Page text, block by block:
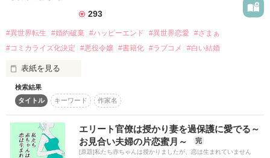
しかし美琴が大学生のとき、実家の事業が経営破綻し平林家
すべてを失った美琴は自分の愚かさを思い知り心を入れ替え
実家に仕送りをする日々だったのだが、講師をしていた塾か
ら解雇され失意にくれていた。
そんな中、ひょんなことで再会したのが立派な脳外科医にな
っていた遥臣。
会わせる顔がない美琴に彼は平然と言った。
「俺の婚約者になってくれないか」
293
#異世界転生 #婚約破棄 #ハッピーエンド #異世界恋愛
#ざまぁ
#コミカライズ化決定
#悪役令嬢 #書籍化 #ラブコメ #白い結婚
表紙を見る
悪女と呼ばれる公爵令嬢のルピナは、愛読していた漫画に転生
したオタク転生者だ。
非業の死を遂げる推しの悪役天才魔導師シオンを救うため、悪
役公爵令嬢という立場を利用することにする。
むりやり結婚し悪妻となり、不幸になる未来を妨害するのだ！
「シオン様。あなたは私と結婚することになったの。覚悟する
検索結果
タイトル
キーワード 作家名
エリート官僚は授かり妻を過保護に愛でる～
お見合い夫婦の片恋蜜月～
完
[原題]私たち赤ちゃんは授かりましたが、恋は生まれていません